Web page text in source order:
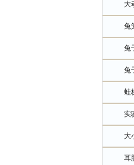
大
兔
兔
兔
蛙
实
大
耳